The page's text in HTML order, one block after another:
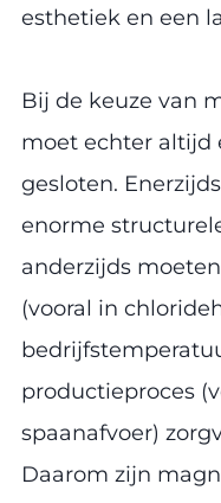
esthetiek en een
Bij de keuze van
moet echter altijd
gesloten.
enorme
anderzijds
(vooral in
productieproces
spaanafvoer)
Daarom zijn